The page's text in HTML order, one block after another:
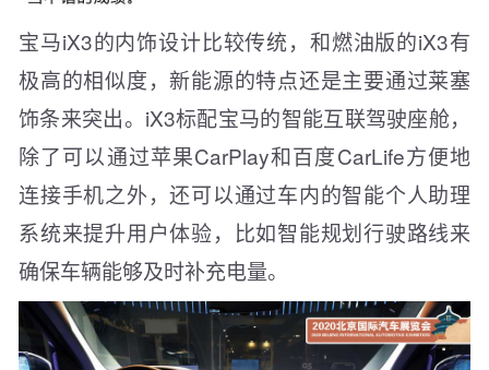
宝马iX3的内饰设计比较传统，和燃油版的iX3有
极高的相似度，新能源的特点还是主要通过莱塞
饰条来突出。iX3标配宝马的智能互联驾驶座舱，
除了可以通过苹果CarPlay和百度CarLife方便地
连接手机之外，还可以通过车内的智能个人助理
系统来提升用户体验，比如智能规划行驶路线来
确保车辆能够及时补充电量。